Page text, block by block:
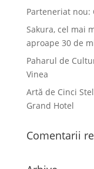
Parteneriat nou:
Sakura, cel mai
aproape 30 de
Paharul de
Vinea
Artă de Cinci
Grand Hotel
Comentarii